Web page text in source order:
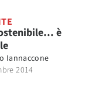
è
Iannaccone
2014